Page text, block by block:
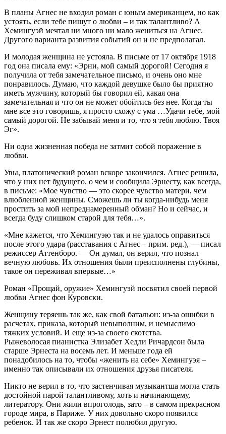
В планы Агнес не входил роман с юным американцем, но как
устоять, если тебе пишут о любви – и так талантливо? А
Хемингуэй мечтал ни много ни мало жениться на Агнес.
Другого варианта развития событий он и не предполагал.
И молодая женщина не устояла. В письме от 17 октября 1918
год она писала ему: «Эрни, мой самый дорогой! Сегодня я
получила от тебя замечательное письмо, и очень оно мне
понравилось. Думаю, что каждой девушке было бы приятно
иметь мужчину, который бы говорил ей, какая она
замечательная и что он не может обойтись без нее. Когда ты
мне все это говоришь, я просто схожу с ума …Удачи тебе, мой
самый дорогой. Не забывай меня и то, что я тебя люблю. Твоя
Эг».
Ни одна жизненная победа не затмит собой поражение в
любви.
Увы, платонический роман вскоре закончился. Агнес решила,
что у них нет будущего, о чем и сообщила Эрнесту, как всегда,
в письме: «Мое чувство — это скорее чувство матери, чем
влюбленной женщины. Сможешь ли ты когда-нибудь меня
простить за мой непреднамеренный обман? Но и сейчас, и
всегда буду слишком старой для тебя…».
«Мне кажется, что Хемингуэю так и не удалось оправиться
после этого удара (расставания с Агнес – прим. ред.), — писал
режиссер Аттенборо. — Он думал, он верил, что познал
вечную любовь. Их отношения были преисполнены глубины,
такое он переживал впервые…»
Роман «Прощай, оружие» Хемингуэй посвятил своей первой
любви Агнес фон Куровски.
Женщину теряешь так же, как свой батальон: из-за ошибки в
расчетах, приказа, который невыполним, и немыслимо
тяжких условий. И еще из-за своего скотства.
Рыжеволосая пианистка Элизабет Хедли Ричардсон была
старше Эрнеста на восемь лет. И меньше года ей
понадобилось на то, чтобы «женить на себе» Хемингуэя –
именно так описывали их отношения друзья писателя.
Никто не верил в то, что застенчивая музыкантша могла стать
достойной парой талантливому, хоть и начинающему,
литератору. Они жили впроголодь, зато – в самом прекрасном
городе мира, в Париже. У них довольно скоро появился
ребенок. И так же скоро Эрнест полюбил другую.